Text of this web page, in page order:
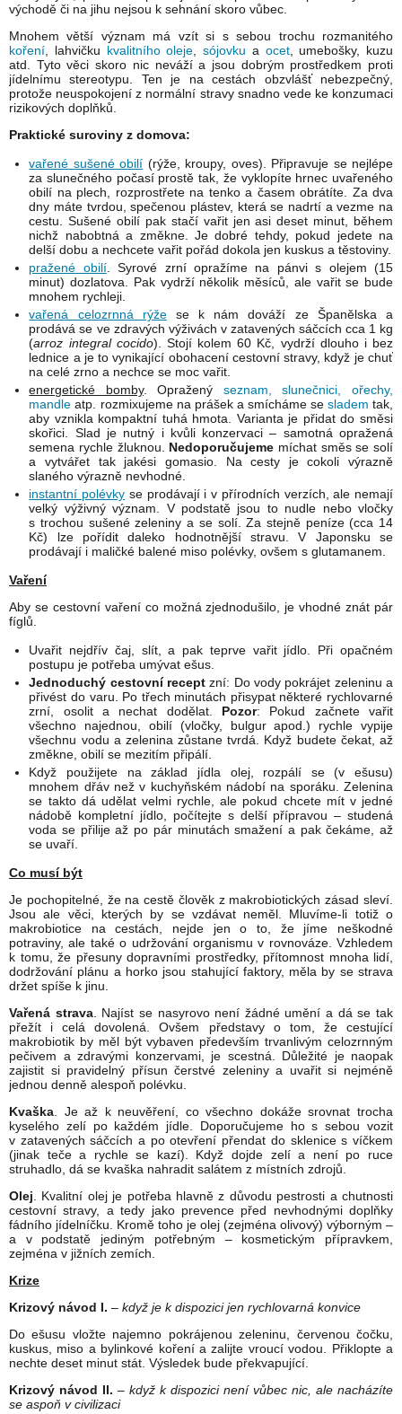
východě či na jihu nejsou k sehnání skoro vůbec.
Mnohem větší význam má vzít si s sebou trochu rozmanitého
koření , lahvičku kvalitního oleje sójovku a ocet, umebošky, kuzu
atd. Tyto věci skoro nic neváží a jsou dobrým prostředkem proti
jídelnímu stereotypu. Ten je na cestách obzvlášť nebezpečný,
protože neuspokojení z normální stravy snadno vede ke konzumaci
rizikových doplňků.
Praktické suroviny z domova:
vařené sušené obilí (rýže, kroupy, oves). Připravuje se nejlépe
za slunečného počasí prostě tak, že vyklopíte hrnec uvařeného
obilí na plech, rozprostřete na tenko a časem obrátíte. Za dva
dny máte tvrdou, spečenou plástev, která se nadrtí a vezme na
cestu. Sušené obilí pak stačí vařit jen asi deset minut, během
nichž nabobtná a změkne. Je dobré tehdy, pokud jedete na
delší dobu a nechcete vařit pořád dokola jen kuskus a těstoviny.
pražené obilí. Syrové zrní opražíme na pánvi s olejem (15
minut) dozlatova. Pak vydrží několik měsíců, ale vařit se bude
mnohem rychleji.
vařená celozrnná rýžese k nám dováží ze Španělska a
prodává se ve zdravých výživách v zatavených sáčcích cca 1 kg
(arroz integral cocido). Stojí kolem 60 Kč, vydrží dlouho i bez
lednice a je to vynikající obohacení cestovní stravy, když je chuť
na celé zrno a nechce se moc vařit.
energetické bomby. Opražený seznam, slunečnici, ořechy,
mandleatp. rozmixujeme na prášek a smícháme se sladem tak,
aby vznikla kompaktní tuhá hmota. Varianta je přidat do směsi
skořici. Slad je nutný i kvůli konzervaci – samotná opražená
semena rychle žluknou. Nedoporučujeme míchat směs se solí
a vytvářet tak jakési gomasio. Na cesty je cokoli výrazně
slaného výrazně nevhodné.
instantní polévky se prodávají i v přírodních verzích, ale nemají
velký výživný význam. V podstatě jsou to nudle nebo vločky
s trochou sušené zeleniny a se solí. Za stejně peníze (cca 14
Kč) lze pořídit daleko hodnotnější stravu. V Japonsku se
prodávají i maličké balené miso polévky, ovšem s glutamanem.
Vaření
Aby se cestovní vaření co možná zjednodušilo, je vhodné znát pár
fíglů.
Uvařit nejdřív čaj, slít, a pak teprve vařit jídlo. Při opačném
postupu je potřeba umývat ešus.
Jednoduchý cestovní recept zní: Do vody pokrájet zeleninu a
přivést do varu. Po třech minutách přisypat některé rychlovarné
zrní, osolit a nechat dodělat. Pozor: Pokud začnete vařit
všechno najednou, obilí (vločky, bulgur apod.) rychle vypije
všechnu vodu a zelenina zůstane tvrdá. Když budete čekat, až
změkne, obilí se mezitím připálí.
Když použijete na základ jídla olej, rozpálí se (v ešusu)
mnohem dřáv než v kuchyňském nádobí na sporáku. Zelenina
se takto dá udělat velmi rychle, ale pokud chcete mít v jedné
nádobě kompletní jídlo, počítejte s delší přípravou – studená
voda se přilije až po pár minutách smažení a pak čekáme, až
se uvaří.
Co musí být
Je pochopitelné, že na cestě člověk z makrobiotických zásad sleví.
Jsou ale věci, kterých by se vzdávat neměl. Mluvíme-li totiž o
makrobiotice na cestách, nejde jen o to, že jíme neškodné
potraviny, ale také o udržování organismu v rovnováze. Vzhledem
k tomu, že přesuny dopravními prostředky, přítomnost mnoha lidí,
dodržování plánu a horko jsou stahující faktory, měla by se strava
držet spíše k jinu.
Vařená strava. Najíst se nasyrovo není žádné umění a dá se tak
přežít i celá dovolená. Ovšem představy o tom, že cestující
makrobiotik by měl být vybaven především trvanlivým celozrnným
pečivem a zdravými konzervami, je scestná. Důležité je naopak
zajistit si pravidelný přísun čerstvé zeleniny a uvařit si nejméně
jednou denně alespoň polévku.
Kvaška . Je až k neuvěření, co všechno dokáže srovnat trocha
kyselého zelí po každém jídle. Doporučujeme ho s sebou vozit
v zatavených sáčcích a po otevření přendat do sklenice s víčkem
(jinak teče a rychle se kazí). Když dojde zelí a není po ruce
struhadlo, dá se kvaška nahradit salátem z místních zdrojů.
Olej . Kvalitní olej je potřeba hlavně z důvodu pestrosti a chutnosti
cestovní stravy, a tedy jako prevence před nevhodnými doplňky
fádního jídelníčku. Kromě toho je olej (zejména olivový) výborným –
a v podstatě jediným potřebným – kosmetickým přípravkem,
zejména v jižních zemích.
Krize
Krizový návod I. – když je k dispozici jen rychlovarná konvice
Do ešusu vložte najemno pokrájenou zeleninu, červenou čočku,
kuskus, miso a bylinkové koření a zalijte vroucí vodou. Přiklopte a
nechte deset minut stát. Výsledek bude překvapující.
Krizový návod II. – když k dispozici není vůbec nic, ale nacházíte
se aspoň v civilizaci